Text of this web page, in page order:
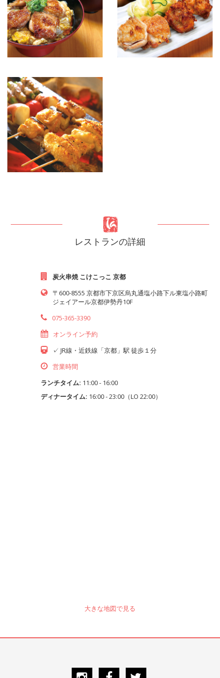
レストランの詳細
炭火串焼 こけこっこ 京都
〒600-8555 京都市下京区烏丸通塩小路下ル東塩小路町
ジェイアール京都伊勢丹10F
075-365-3390
オンライン予約
✓ JR線・近鉄線「京都」駅 徒歩１分
営業時間
ランチタイム: 11:00 - 16:00
ディナータイム: 16:00 - 23:00（LO 22:00）
大きな地図で見る